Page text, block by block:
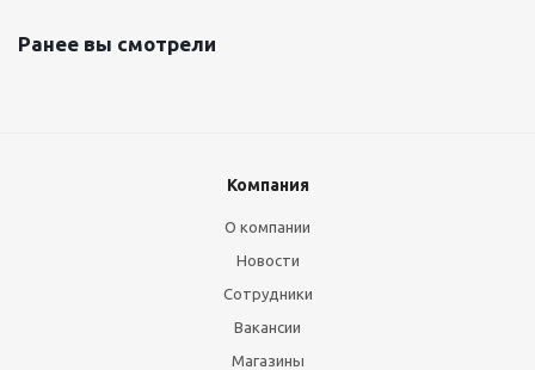
Ранее вы смотрели
Компания
О компании
Новости
Сотрудники
Вакансии
Магазины